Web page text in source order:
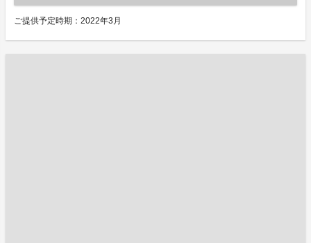
ご提供予定時期：2022年3月